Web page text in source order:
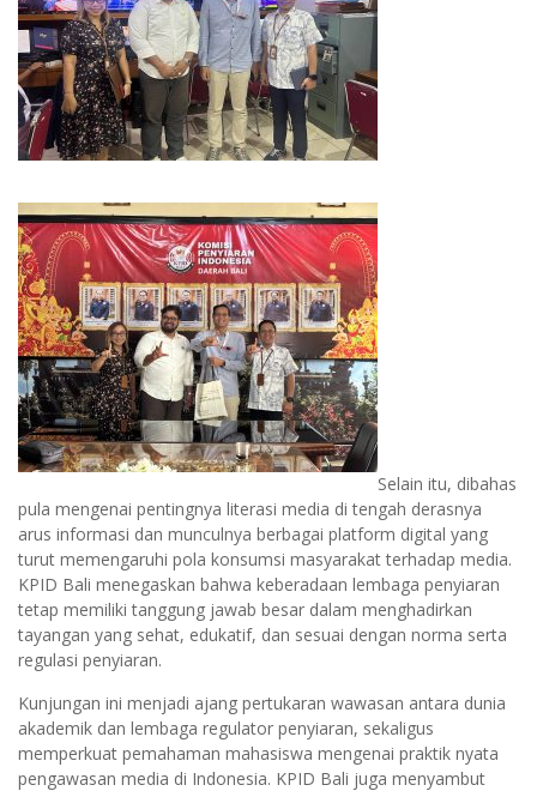
Selain itu, dibahas
pula mengenai pentingnya literasi media di tengah derasnya
arus informasi dan munculnya berbagai platform digital yang
turut memengaruhi pola konsumsi masyarakat terhadap media.
KPID Bali menegaskan bahwa keberadaan lembaga penyiaran
tetap memiliki tanggung jawab besar dalam menghadirkan
tayangan yang sehat, edukatif, dan sesuai dengan norma serta
regulasi penyiaran.
Kunjungan ini menjadi ajang pertukaran wawasan antara dunia
akademik dan lembaga regulator penyiaran, sekaligus
memperkuat pemahaman mahasiswa mengenai praktik nyata
pengawasan media di Indonesia. KPID Bali juga menyambut